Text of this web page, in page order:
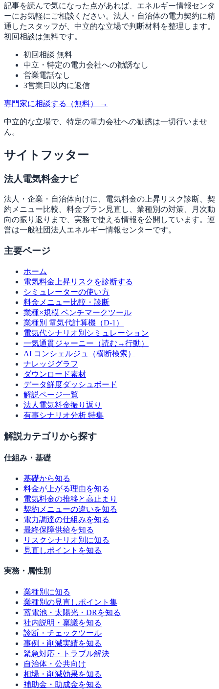
記事を読んで気になった点があれば、エネルギー情報センタ
ーにお気軽にご相談ください。法人・自治体の電力契約に精
通したスタッフが、中立的な立場で判断材料を整理します。
初回相談は無料です。
初回相談 無料
中立・特定の電力会社への勧誘なし
営業電話なし
3営業日以内に返信
専門家に相談する（無料） →
中立的な立場で、特定の電力会社への勧誘は一切行いませ
ん。
サイトフッター
法人電気料金ナビ
法人・企業・自治体向けに、電気料金の上昇リスク診断、契
約メニュー比較、料金プラン見直し、業種別の対策、月次動
向の振り返りまで、実務で使える情報を公開しています。運
営は一般社団法人エネルギー情報センターです。
主要ページ
ホーム
電気料金上昇リスクを診断する
シミュレーターの使い方
料金メニュー比較・診断
業種×規模 ベンチマークツール
業種別 電気代計算機（D-1）
電気代シナリオ別シミュレーション
一気通貫ジャーニー（読む→行動）
AI コンシェルジュ（横断検索）
ナレッジグラフ
ダウンロード素材
データ鮮度ダッシュボード
解説ページ一覧
法人電気料金振り返り
有事シナリオ分析 特集
解説カテゴリから探す
仕組み・基礎
基礎から知る
料金が上がる理由を知る
電気料金の推移と高止まり
契約メニューの違いを知る
電力調達の仕組みを知る
最終保障供給を知る
リスクシナリオ別に知る
見直しポイントを知る
実務・属性別
業種別に知る
業種別の見直しポイント集
蓄電池・太陽光・DRを知る
社内説明・稟議を知る
診断・チェックツール
事例・削減実績を知る
緊急対応・トラブル解決
自治体・公共向け
相場・削減効果を知る
補助金・助成金を知る